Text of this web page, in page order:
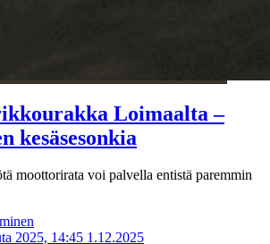
Loimaalta –
kesäsesonkia
moottorirata voi palvella entistä paremmin
2025, 14:45 1.12.2025